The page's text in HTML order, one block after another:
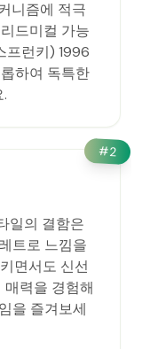
니즘에 적극
드미컬 가능
프런키) 1996
하여 독특한
#2
일의 결함은
트로 느낌을
면서도 신선
력을 경험해
을 즐겨보세